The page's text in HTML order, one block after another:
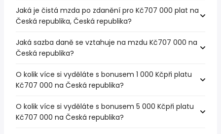
Jaká je čistá mzda po zdanění pro Kč707 000 plat na
Česká republika, Česká republika?
Jaká sazba daně se vztahuje na mzdu Kč707 000 na
Česká republika?
O kolik více si vyděláte s bonusem 1 000 Kčpři platu
Kč707 000 na Česká republika?
O kolik více si vyděláte s bonusem 5 000 Kčpři platu
Kč707 000 na Česká republika?